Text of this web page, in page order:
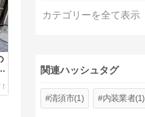
カテゴリーを全て表示
関連ハッシュタグ
清須市(1) 内装業者(1)